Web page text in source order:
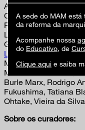
Angelo Venosa,
Carlito Carvalhosa,
Rosa, Edith Derdyk,
Lindote, Flávia
Granato, Jorge
Leda Catunda, Lucia
Marcia Pastore, Maria
Maria Tereza Louro,
Burle Marx, Rodrigo
Fukushima, Tatiana
Ohtake, Vieira da
Sobre os curadores:
A sede do MAM está
da reforma da
Acompanhe nossa
do Educativo, de
Clique aqui e saiba